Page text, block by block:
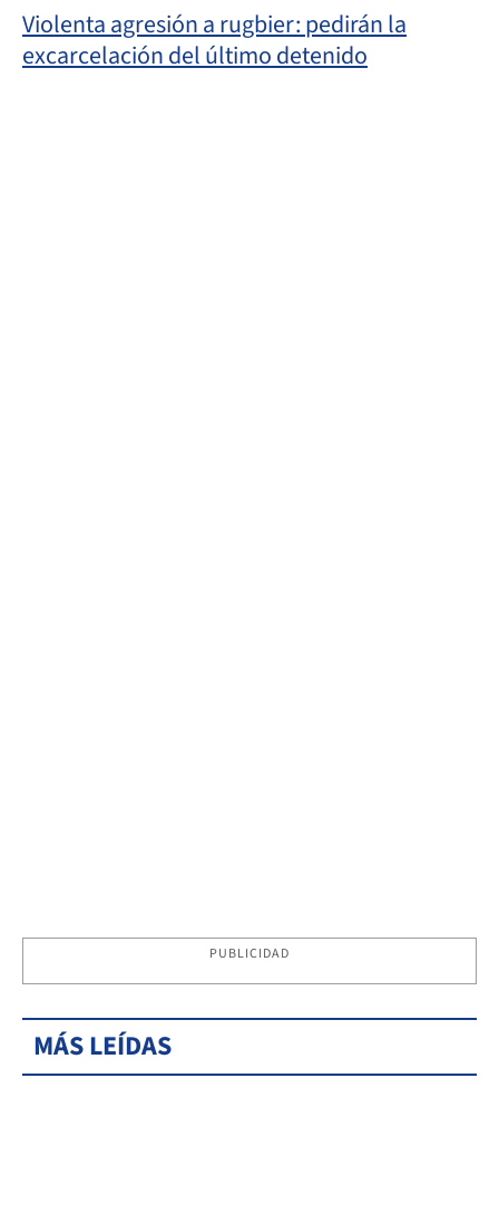
Violenta agresión a rugbier: pedirán la
excarcelación del último detenido
PUBLICIDAD
MÁS LEÍDAS